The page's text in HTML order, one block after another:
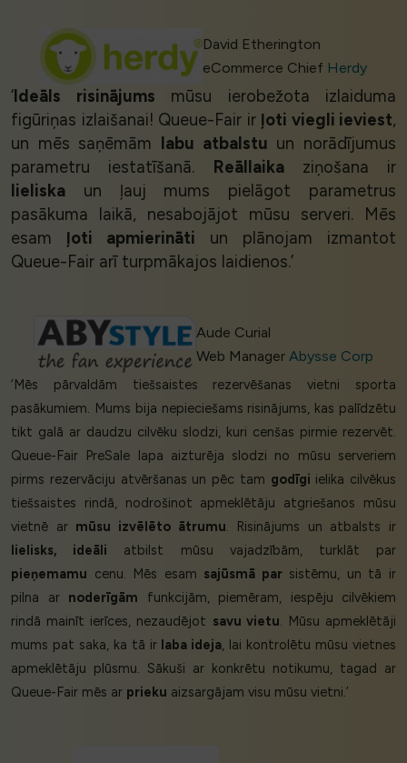
David Etherington
eCommerce Chief Herdy
‘Ideāls risinājums mūsu ierobežota izlaiduma
figūriņas izlaišanai! Queue-Fair ir ļoti viegli ieviest,
un mēs saņēmām labu atbalstu un norādījumus
parametru iestatīšanā. Reāllaikaziņošana ir
lieliska un ļauj mums pielāgot parametrus
pasākuma laikā, nesabojājot mūsu serveri. Mēs
esam ļoti apmierināti un plānojam izmantot
Queue-Fair arī turpmākajos laidienos.’
Aude Curial
Web Manager Abysse Corp
‘Mēs pārvaldām tiešsaistes rezervēšanas vietni sporta
pasākumiem. Mums bija nepieciešams risinājums, kas palīdzētu
tikt galā ar daudzu cilvēku slodzi, kuri cenšas pirmie rezervēt.
Queue-Fair PreSale lapa aizturēja slodzi no mūsu serveriem
pirms rezervāciju atvēršanas un pēc tam godīgi ielika cilvēkus
tiešsaistes rindā, nodrošinot apmeklētāju atgriešanos mūsu
vietnē ar mūsu izvēlēto ātrumu. Risinājums un atbalsts ir
lielisks, ideāli atbilst mūsu vajadzībām, turklāt par
pieņemamu cenu. Mēs esam sajūsmā parsistēmu, un tā ir
pilna ar noderīgām funkcijām, piemēram, iespēju cilvēkiem
rindā mainīt ierīces, nezaudējot savu vietu. Mūsu apmeklētāji
mums pat saka, ka tā ir laba ideja, lai kontrolētu mūsu vietnes
apmeklētāju plūsmu. Sākuši ar konkrētu notikumu, tagad ar
Queue-Fair mēs ar prieku aizsargājam visu mūsu vietni.’